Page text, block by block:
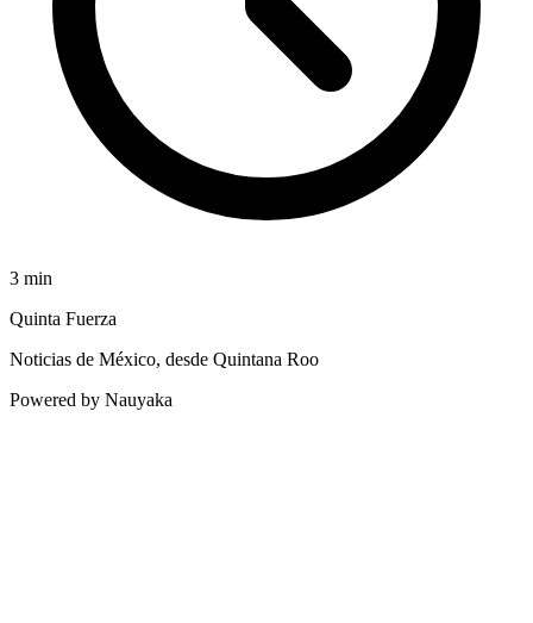
3 min
Quinta Fuerza
Noticias de México, desde Quintana Roo
Powered by Nauyaka